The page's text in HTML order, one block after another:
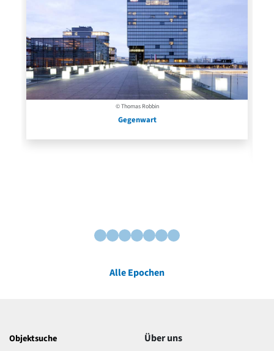
© Thomas Robbin
Gegenwart
Alle Epochen
Objektsuche Über uns